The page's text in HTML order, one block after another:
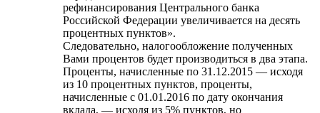
рефинансирования Центрального банка
Российской Федерации увеличивается на десять
процентных пунктов».
Следовательно, налогообложение полученных
Вами процентов будет производиться в два этапа.
Проценты, начисленные по 31.12.2015 — исходя
из 10 процентных пунктов, проценты,
начисленные с 01.01.2016 по дату окончания
вклада, — исходя из 5% пунктов, но